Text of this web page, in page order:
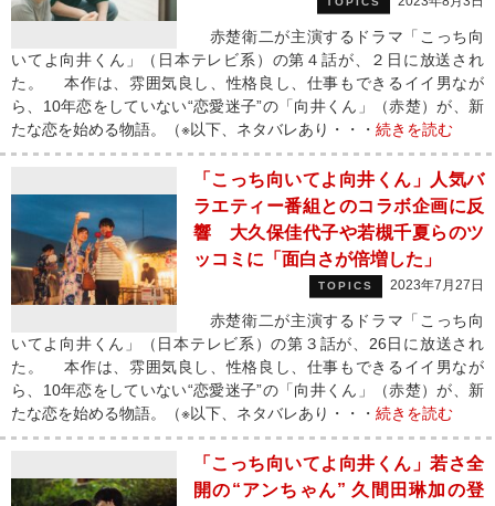
赤楚衛二が主演するドラマ「こっち向
いてよ向井くん」（日本テレビ系）の第４話が、２日に放送され
た。 本作は、雰囲気良し、性格良し、仕事もできるイイ男なが
ら、10年恋をしていない“恋愛迷子”の「向井くん」（赤楚）が、新
たな恋を始める物語。（※以下、ネタバレあり・・・ 続きを読む
「こっち向いてよ向井くん」人気バ
ラエティー番組とのコラボ企画に反
響 大久保佳代子や若槻千夏らのツ
ッコミに「面白さが倍増した」
TOPICS 2023年7月27日
赤楚衛二が主演するドラマ「こっち向
いてよ向井くん」（日本テレビ系）の第３話が、26日に放送され
た。 本作は、雰囲気良し、性格良し、仕事もできるイイ男なが
ら、10年恋をしていない“恋愛迷子”の「向井くん」（赤楚）が、新
たな恋を始める物語。（※以下、ネタバレあり・・・ 続きを読む
「こっち向いてよ向井くん」若さ全
開の“アンちゃん” 久間田琳加の登